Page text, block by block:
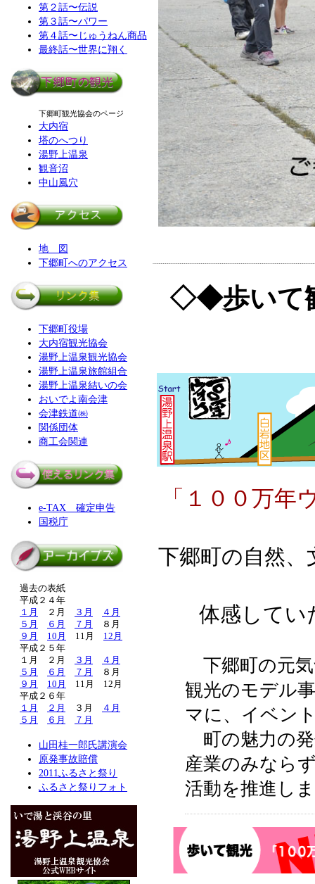
◇◆歩いて
「１００万年
下郷町の自然
体感してい
下郷町の元気
観光のモデル
マに、イベン
町の魅力の発
産業のみなら
活動を推進し
第２話〜伝説
第３話〜パワー
第４話〜じゅうねん商品
最終話〜世界に翔く
下郷町観光協会のページ
大内宿
塔のへつり
湯野上温泉
観音沼
中山風穴
地 図
下郷町へのアクセス
下郷町役場
大内宿観光協会
湯野上温泉観光協会
湯野上温泉旅館組合
湯野上温泉結いの会
おいでよ南会津
会津鉄道㈱
関係団体
商工会関連
e-TAX 確定申告
国税庁
過去の表紙
平成２４年
１月
２月 ３月
４月
５月
６月 ７月
８月
９月
10月 11月 12月
平成２５年
１月 ２月
３月
４月
５月
６月 ７月
８月
９月
10月
11月 12月
平成２６年
１月
２月 ３月
４月
５月
６月 ７月
山田桂一郎氏講演会
原発事故賠償
2011ふるさと祭り
ふるさと祭りフォト